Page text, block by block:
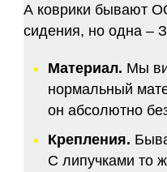
А коврики бывают
сидения, но одна –
Материал. Мы
нормальный
он абсолютно
Крепления.
С липучками то